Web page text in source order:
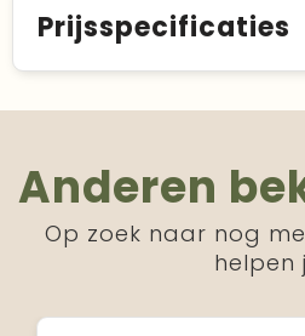
Prijsspecificaties
Anderen
Op zoek naar nog
helpen